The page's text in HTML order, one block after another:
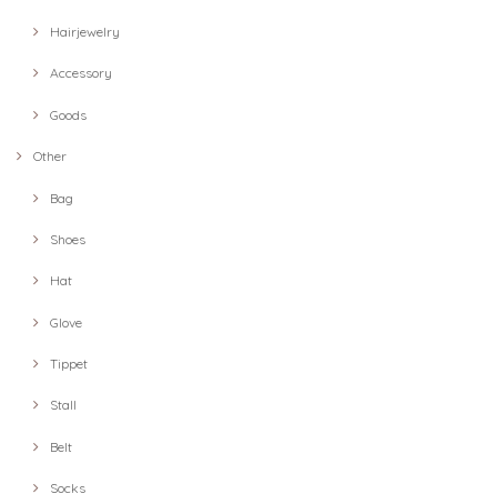
Hairjewelry
Accessory
Goods
Other
Bag
Shoes
Hat
Glove
Tippet
Stall
Belt
Socks